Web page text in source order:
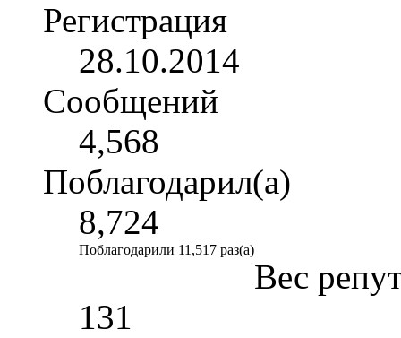
Регистрация
28.10.2014
Сообщений
4,568
Поблагодарил(а)
8,724
Поблагодарили 11,517 раз(а)
Вес
131